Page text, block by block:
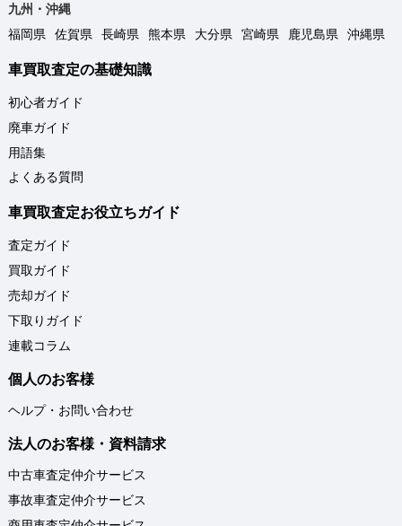
九州・沖縄
福岡県
佐賀県 長崎県 熊本県 大分県 宮崎県 鹿児島県 沖縄県
車買取査定の基礎知識
初心者ガイド
廃車ガイド
用語集
よくある質問
車買取査定お役立ちガイド
査定ガイド
買取ガイド
売却ガイド
下取りガイド
連載コラム
個人のお客様
ヘルプ・お問い合わせ
法人のお客様・資料請求
中古車査定仲介サービス
事故車査定仲介サービス